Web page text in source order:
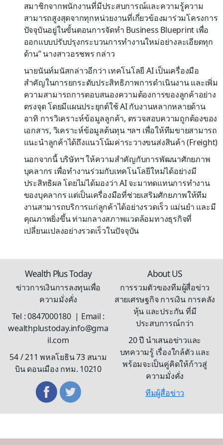
สมาชิกจากพนักงานที่มีประสบการณ์และความรู้ความ
สามารถสูงสุดจากทุกหน่วยงานที่เกี่ยวข้องมาร่วมโครงการ
ปัจจุบันอยู่ในขั้นตอนการจัดทำ Business Blueprint เพื่อ
ออกแบบปรับปรุงกระบวนการทำงานใหม่อย่างละเอียดทุก
ด้าน” นางสาวอรชพร กล่าว
นายนันท์มนัสกล่าวอีกว่า เทคโนโลยี AI เป็นเครื่องมือ
สำคัญในการยกระดับประสิทธิภาพการดำเนินงาน และเพิ่ม
ความสามารถการตอบสนองความต้องการของลูกค้าอย่าง
ตรงจุด โดยมีแผนประยุกต์ใช้ AI กับงานหลากหลายด้าน
อาทิ การวิเคราะห์ข้อมูลลูกค้า, ตรวจสอบความถูกต้องของ
เอกสาร, วิเคราะห์ข้อมูลต้นทุน ฯลฯ เพื่อให้ทีมขายสามารถ
แนะนำลูกค้าได้ถึงแนวโน้มค่าระวางขนส่งสินค้า (Freight)
นอกจากนี้ บริษัทฯ ให้ความสำคัญกับการพัฒนาศักยภาพ
บุคลากร เพื่อทำงานร่วมกับเทคโนโลยีใหม่ได้อย่างมี
ประสิทธิผล โดยไม่ได้มองว่า AI จะมาทดแทนการทำงาน
ของบุคลากร แต่เป็นเครื่องมือที่ช่วยเสริมศักยภาพให้ทีม
งานสามารถบริการแก่ลูกค้าได้อย่างรวดเร็ว แม่นยำ และมี
คุณภาพยิ่งขึ้น ท่ามกลางสภาพแวดล้อมทางธุรกิจที่
เปลี่ยนแปลงอย่างรวดเร็วในปัจจุบัน
Wealth Plus Today
ข่าวการเงินการลงทุนเพื่อ
ความมั่งคั่ง
Tel : 0847000180 | Email :
wealthplustoday.info@gma
il.com
54 / 211 พหลโยธิน 73 สนาม
บิน ดอนเมือง กทม. 10210
About US
การรวมตัวของทีมผู้สื่อข่าว
สายเศรษฐกิจ การเงิน การคลัง
หุ้น และประกัน ที่มี
ประสบการณ์กว่า
20 ปี นำเสนอข่าวและ
บทความรู้ เรื่องใกล้ตัว และ
พร้อมจะเป็นคู่คิดให้ก้าวสู่
ความมั่งคั่ง
ทีมผู้สื่อข่าว